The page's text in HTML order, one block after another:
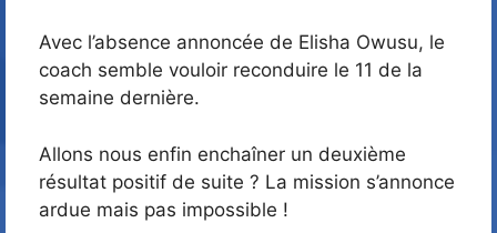
Avec l’absence annoncée de Elisha Owusu, le
coach semble vouloir reconduire le 11 de la
semaine dernière.
Allons nous enfin enchaîner un deuxième
résultat positif de suite ? La mission s’annonce
ardue mais pas impossible !